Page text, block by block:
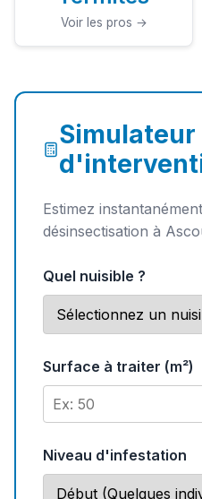
Voir les pros →
Estimez
désinsectisation à
Quel nuisible ?
Surface à traiter (m²)
Niveau d'infestation